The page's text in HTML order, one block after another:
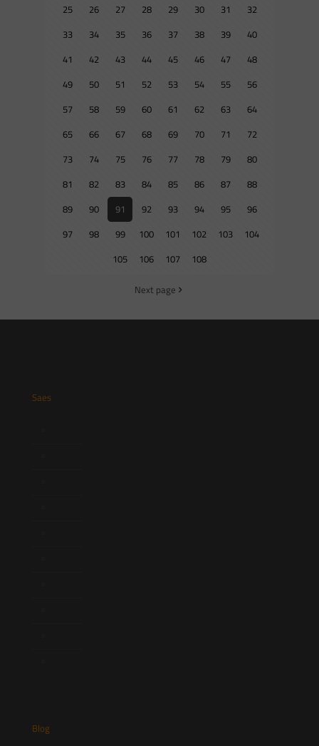
25
26 27 28 29 30 31
32
33
34 35 36 37 38 39
40
41
42 43 44 45 46 47
48
49
50 51 52 53 54 55
56
57
58 59 60 61 62 63
64
65
66 67 68 69 70 71
72
73
74 75 76 77 78 79
80
81
82 83 84 85 86 87
88
89
90 91 92 93 94 95
96
97
98 99 100 101 102 103
104
105
106 107 108
Next page
Saes
Blog